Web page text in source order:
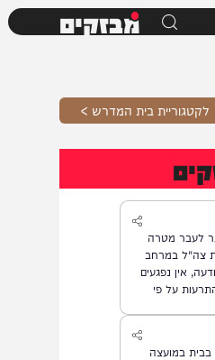
מבזקים
לקטגוריית בית המדרש >
לעבר מטרה
צה"ל במרחב
אין נפגעים
על פי